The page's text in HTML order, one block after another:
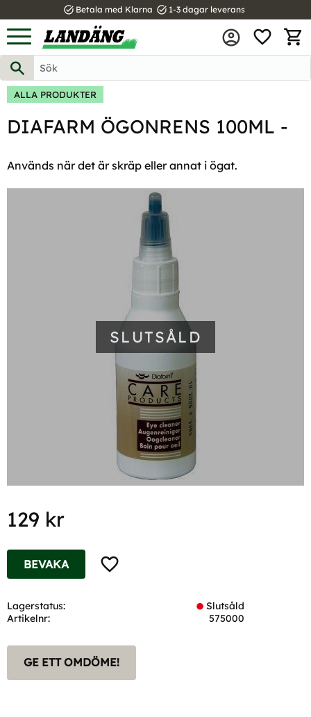
Meny
task_alt Betala med Klarna task_alt 1-3 dagar leverans
ALLA PRODUKTER
DIAFARM ÖGONRENS 100ML -
Används när det är skräp eller annat i ögat.
SLUTSÅLD
129 kr
Lägg till i favoriter
BEVAKA
Lagerstatus
Slutsåld
Artikelnr
575000
GE ETT OMDÖME!